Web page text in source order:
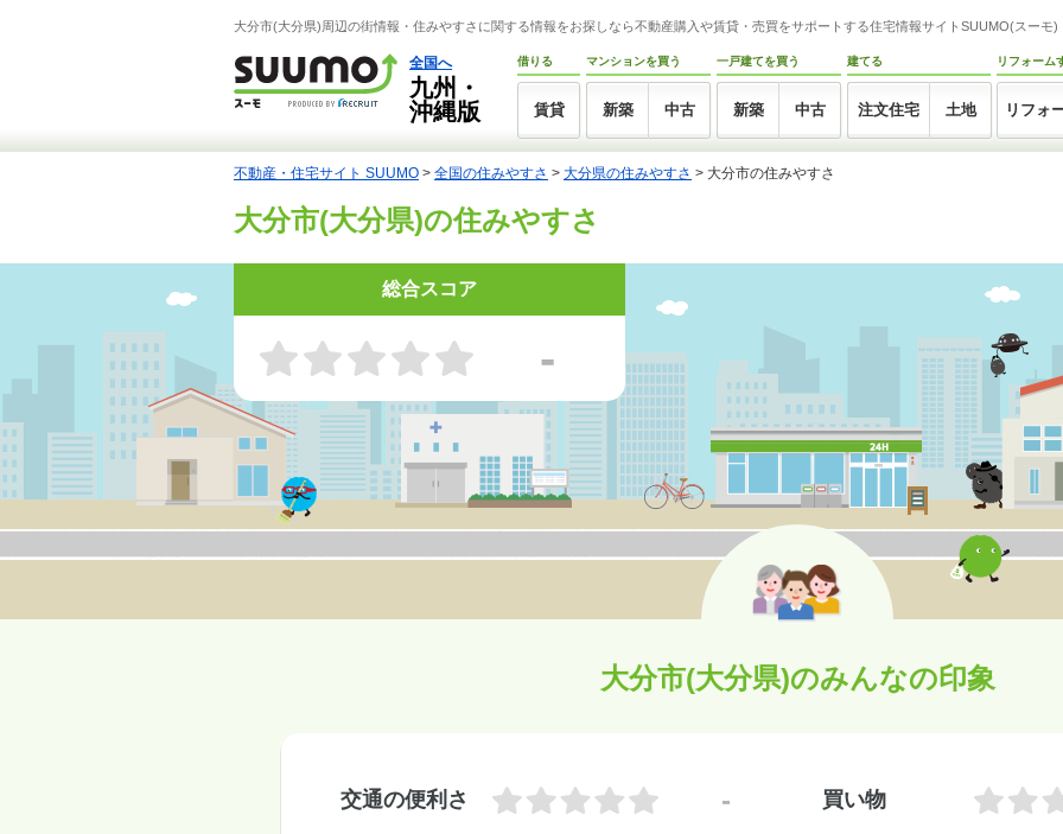
大分市(大分県)周辺の街情報・住みやすさに関する情報をお探しなら不動産購入や賃貸・売買をサポートする住宅情報サイトSUUMO(スーモ)
全国へ
九州・
沖縄版
借りる
賃貸
マンションを買う
新築 中古
一戸建てを買う
新築 中古
建てる
注文住宅 土地
リフォーム
リフォ
不動産・住宅サイト SUUMO > 全国の住みやすさ > 大分県の住みやすさ > 大分市の住みやすさ
大分市(大分県)の住みやすさ
総合スコア
-
大分市(大分県)のみんなの印象
交通の便利さ - 買い物